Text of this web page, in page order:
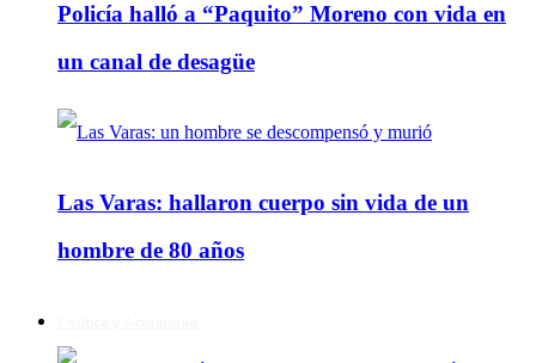
Policía halló a “Paquito” Moreno con vida en
un canal de desagüe
Las Varas: hallaron cuerpo sin vida de un
hombre de 80 años